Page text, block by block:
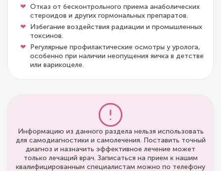
Отказ от бесконтрольного приема анаболических
стероидов и других гормональных препаратов.
Избегание воздействия радиации и промышленных
токсинов.
Регулярные профилактические осмотры у уролога,
особенно при наличии неопущения яичка в детстве
или варикоцеле.
Информацию из данного раздела нельзя использовать
для самодиагностики и самолечения. Поставить точный
диагноз и назначить эффективное лечение может
только лечащий врач. Записаться на прием к нашим
квалифицированным специалистам можно по телефону